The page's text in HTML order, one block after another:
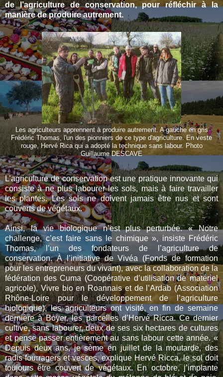
de l’agriculture de conservation, pour réfléchir à la
manière de produire autrement.
Les agriculteurs apprennent à produire autrement. A gauche en gris
Frédéric Thomas, l'un des pionniers de ce type d'agriculture. En veste
rouge, Hervé Rica qui a adopté la technique sans labour. Photo
Guillaume DESCAVE
L’agriculture de conservation est une pratique innovante qui
consiste à ne plus labourer les sols, mais à faire travailler
les plantes. Les sols ne doivent jamais être nus et sont
couverts de végétaux.
Ainsi, la vie biologique n’est plus perturbée. « Notre
challenge, c’est faire sans le chimique », insiste Frédéric
Thomas, l’un des fondateurs de l’agriculture de
conservation. À l’initiative de Vivéa (Fonds de formation
pour les entrepreneurs du vivant), avec la collaboration de la
fédération des Cuma (Coopérative d’utilisation de matériel
agricole), Vivre bio en Roannais et de l’Ardab (Association
Rhône-Loire pour le développement de l’agriculture
biologique), les agriculteurs ont visité, en fin de semaine
dernière à Boyer, les parcelles d’Hervé Ricca. Ce dernier
cultive, sans labourer, deux de ses six hectares de cultures
et pense passer entièrement au sans labour cette année. «
Depuis deux ans, je sème en juillet de la moutarde, des
radis fourragers et vesces, explique Hervé Ricca, le sol doit
toujours être couvert de végétaux. En octobre, j’implante